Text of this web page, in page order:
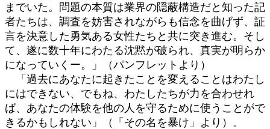
までいた。問題の本質は業界の隠蔽構造だと知った記
者たちは、調査を妨害されながらも信念を曲げず、証
言を決意した勇気ある女性たちと共に突き進む。そし
て、遂に数十年にわたる沈黙が破られ、真実が明らか
になっていくー。」（パンフレットより）
「過去にあなたに起きたことを変えることはわたし
にはできない、でもね、わたしたちが力を合わせれ
ば、あなたの体験を他の人を守るために使うことがで
きるかもしれない」（「その名を暴け」より）。